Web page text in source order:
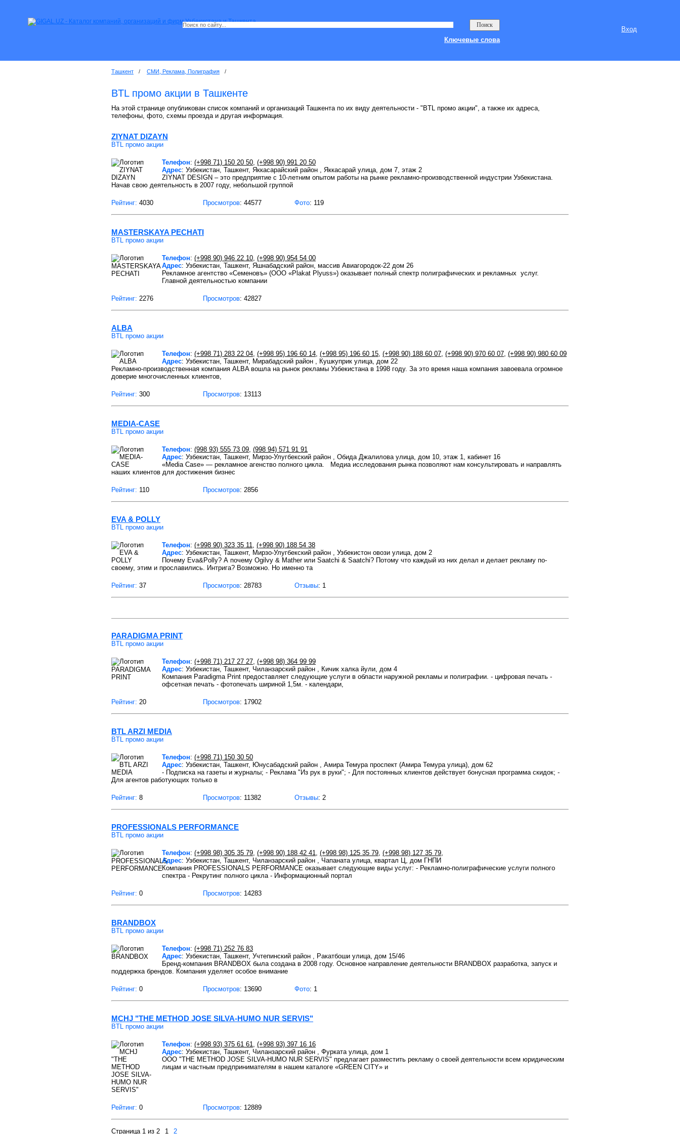
Вход
Ключевые слова
Ташкент / СМИ, Реклама, Полиграфия /
BTL промо акции в Ташкенте
На этой странице опубликован список компаний и организаций Ташкента по их виду деятельности - "BTL промо акции", а также их адреса,
телефоны, фото, схемы проезда и другая информация.
ZIYNAT DIZAYN
BTL промо акции
Телефон: (+998 71) 150 20 50, (+998 90) 991 20 50
Адрес: Узбекистан, Ташкент, Яккасарайский район , Яккасарай улица, дом 7, этаж 2
ZIYNAT DESIGN – это предприятие с 10-летним опытом работы на рынке рекламно-производственной индустрии Узбекистана.
Начав свою деятельность в 2007 году, небольшой группой
Рейтинг: 4030 Просмотров: 44577 Фото: 119
MASTERSKAYA PECHATI
BTL промо акции
Телефон: (+998 90) 946 22 10, (+998 90) 954 54 00
Адрес: Узбекистан, Ташкент, Яшнабадский район, массив Авиагородок-22 дом 26
Рекламное агентство «Семеновъ» (ООО «Plakat Plyuss») оказывает полный спектр полиграфических и рекламных услуг.
Главной деятельностью компании
Рейтинг: 2276 Просмотров: 42827
ALBA
BTL промо акции
Телефон: (+998 71) 283 22 04, (+998 95) 196 60 14, (+998 95) 196 60 15, (+998 90) 188 60 07, (+998 90) 970 60 07, (+998 90) 980 60 09
Адрес: Узбекистан, Ташкент, Мирабадский район , Кушкуприк улица, дом 22
Рекламно-производственная компания ALBA вошла на рынок рекламы Узбекистана в 1998 году. За это время наша компания завоевала огромное
доверие многочисленных клиентов,
Рейтинг: 300 Просмотров: 13113
MEDIA-CASE
BTL промо акции
Телефон: (998 93) 555 73 09, (998 94) 571 91 91
Адрес: Узбекистан, Ташкент, Мирзо-Улугбекский район , Обида Джалилова улица, дом 10, этаж 1, кабинет 16
«Media Case» — рекламное агенство полного цикла. Медиа исследования рынка позволяют нам консультировать и направлять
наших клиентов для достижения бизнес
Рейтинг: 110 Просмотров: 2856
EVA & POLLY
BTL промо акции
Телефон: (+998 90) 323 35 11, (+998 90) 188 54 38
Адрес: Узбекистан, Ташкент, Мирзо-Улугбекский район , Узбекистон овози улица, дом 2
Почему Eva&Polly? А почему Ogilvy & Mather или Saatchi & Saatchi? Потому что каждый из них делал и делает рекламу по-
своему, этим и прославились. Интрига? Возможно. Но именно та
Рейтинг: 37 Просмотров: 28783 Отзывы: 1
PARADIGMA PRINT
BTL промо акции
Телефон: (+998 71) 217 27 27, (+998 98) 364 99 99
Адрес: Узбекистан, Ташкент, Чиланзарский район , Кичик халка йули, дом 4
Компания Paradigma Print предоставляет следующие услуги в области наружной рекламы и полиграфии. - цифровая печать -
офсетная печать - фотопечать шириной 1,5м. - календари,
Рейтинг: 20 Просмотров: 17902
BTL ARZI MEDIA
BTL промо акции
Телефон: (+998 71) 150 30 50
Адрес: Узбекистан, Ташкент, Юнусабадский район , Амира Темура проспект (Амира Темура улица), дом 62
- Подписка на газеты и журналы; - Реклама "Из рук в руки"; - Для постоянных клиентов действует бонусная программа скидок; -
Для агентов работующих только в
Рейтинг: 8 Просмотров: 11382 Отзывы: 2
PROFESSIONALS PERFORMANCE
BTL промо акции
Телефон: (+998 98) 305 35 79, (+998 90) 188 42 41, (+998 98) 125 35 79, (+998 98) 127 35 79,
Адрес: Узбекистан, Ташкент, Чиланзарский район , Чапаната улица, квартал Ц, дом ГНПИ
Компания PROFESSIONALS PERFORMANCE оказывает следующие виды услуг: - Рекламно-полиграфические услуги полного
спектра - Рекрутинг полного цикла - Информационный портал
Рейтинг: 0 Просмотров: 14283
BRANDBOX
BTL промо акции
Телефон: (+998 71) 252 76 83
Адрес: Узбекистан, Ташкент, Учтепинский район , Ракатбоши улица, дом 15/46
Бренд-компания BRANDBOX была создана в 2008 году. Основное направление деятельности BRANDBOX разработка, запуск и
поддержка брендов. Компания уделяет особое внимание
Рейтинг: 0 Просмотров: 13690 Фото: 1
MCHJ "THE METHOD JOSE SILVA-HUMO NUR SERVIS"
BTL промо акции
Телефон: (+998 93) 375 61 61, (+998 93) 397 16 16
Адрес: Узбекистан, Ташкент, Чиланзарский район , Фурката улица, дом 1
ООО "THE METHOD JOSE SILVA-HUMO NUR SERVIS" предлагает разместить рекламу о своей деятельности всем юридическим
лицам и частным предпринимателям в нашем каталоге «GREEN CITY» и
Рейтинг: 0 Просмотров: 12889
Страница 1 из 2 1 2